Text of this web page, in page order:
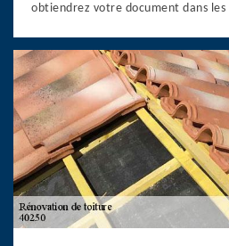
obtiendrez votre document dans les